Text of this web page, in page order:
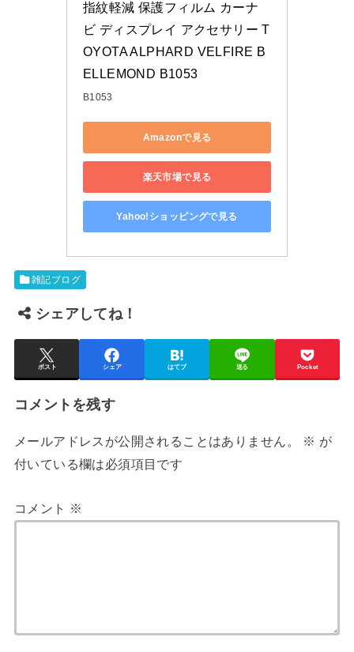
指紋軽減 保護フィルム カーナ
ビ ディスプレイ アクセサリー T
OYOTA ALPHARD VELFIRE B
ELLEMOND B1053
B1053
Amazonで見る
楽天市場で見る
Yahoo!ショッピングで見る
雑記ブログ
シェアしてね！
ポスト シェア はてブ 送る Pocket
コメントを残す
メールアドレスが公開されることはありません。 ※ が
付いている欄は必須項目です
コメント ※